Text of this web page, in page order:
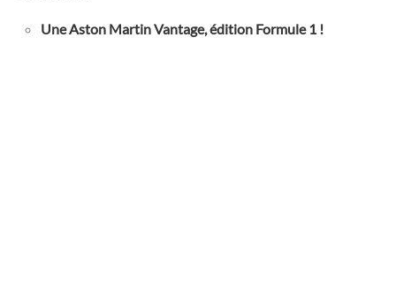
Une Aston Martin Vantage, édition Formule 1 !